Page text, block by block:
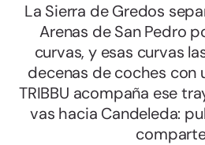
La Sierra de Gredos
Arenas de San Pedro
curvas, y esas curvas
decenas de coches con
TRIBBU acompaña ese
vas hacia Candeleda: